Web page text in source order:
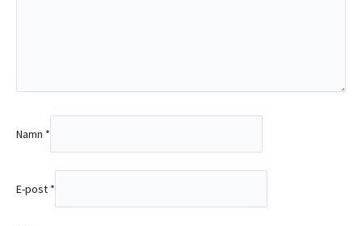
Namn *
E-post *